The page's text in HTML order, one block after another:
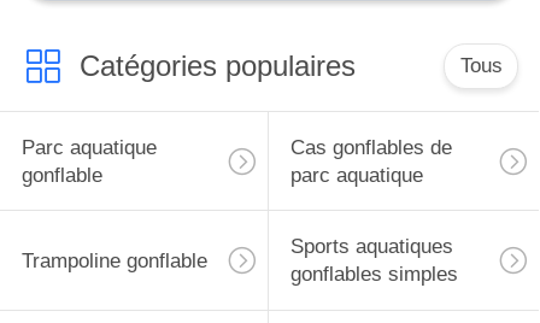
Voie d'air de
gymnastique
6
Catégories populaires Tous
Parc aquatique
gonflable
Cas gonflables de
parc aquatique
Trampoline gonflable
Sports aquatiques
gonflables simples